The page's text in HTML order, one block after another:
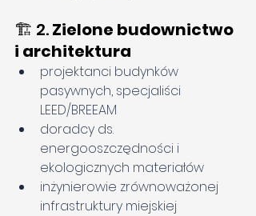
🏗️ 2. Zielone budownictwo
i architektura
projektanci budynków
pasywnych, specjaliści
LEED/BREEAM
doradcy ds.
energooszczędności i
ekologicznych materiałów
inżynierowie zrównoważonej
infrastruktury miejskiej